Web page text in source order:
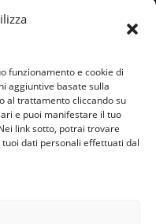
funzionamento e cookie di
aggiuntive basate sulla
al trattamento cliccando su
e puoi manifestare il tuo
link sotto, potrai trovare
dati personali effettuati dal
nel mondo